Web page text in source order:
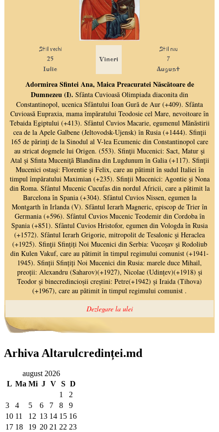
Arhiva Altarulcredinței.md
august 2026
L Ma Mi J V S D
1
2
3
4 5 6 7 8
9
10 11 12 13 14 15 16
17 18 19 20 21 22 23